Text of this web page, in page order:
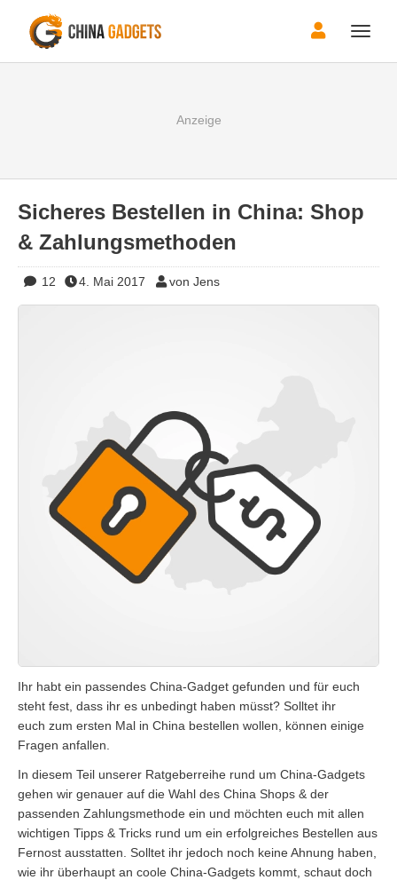
Toggle
Sicheres Bestellen in China: Shop
& Zahlungsmethoden
12 4. Mai 2017 von Jens
Ihr habt ein passendes China-Gadget gefunden und für euch
steht fest, dass ihr es unbedingt haben müsst? Solltet ihr
euch zum ersten Mal in China bestellen wollen, können einige
Fragen anfallen.
In diesem Teil unserer Ratgeberreihe rund um China-Gadgets
gehen wir genauer auf die Wahl des China Shops & der
passenden Zahlungsmethode ein und möchten euch mit allen
wichtigen Tipps & Tricks rund um ein erfolgreiches Bestellen aus
Fernost ausstatten. Solltet ihr jedoch noch keine Ahnung haben,
wie ihr überhaupt an coole China-Gadgets kommt, schaut doch